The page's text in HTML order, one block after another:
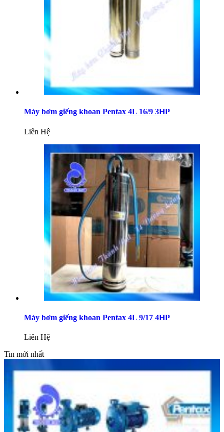
Máy bơm giếng khoan Pentax 4L 16/9 3HP
Liên Hệ
Máy bơm giếng khoan Pentax 4L 9/17 4HP
Liên Hệ
Tin mới nhất